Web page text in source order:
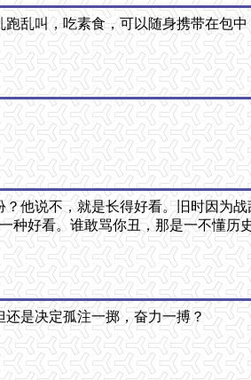
乱叫，吃素食，可以随身携带在包中
他说不，就是长得好看。旧时因为
种好看。谁敢骂你丑，那是一不懂历
是决定孤注一掷，奋力一搏？